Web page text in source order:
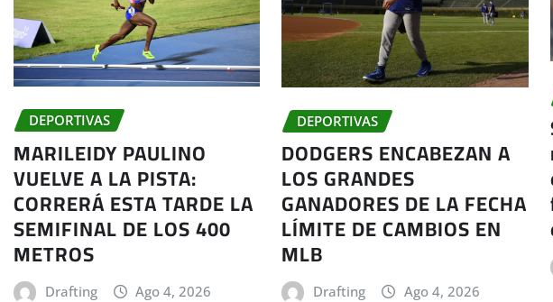
DEPORTIVAS
MARILEIDY PAULINO
VUELVE A LA PISTA:
CORRERÁ ESTA TARDE LA
SEMIFINAL DE LOS 400
METROS
Drafting Ago 4, 2026
DEPORTIVAS
DODGERS ENCABEZAN A
LOS GRANDES
GANADORES DE LA FECHA
LÍMITE DE CAMBIOS EN
MLB
Drafting Ago 4, 2026